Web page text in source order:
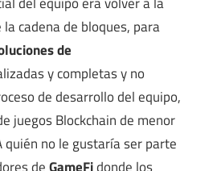
cadena de bloques, para
de
y completas y no
de desarrollo del equipo,
juegos Blockchain de menor
quién no le gustaría ser parte